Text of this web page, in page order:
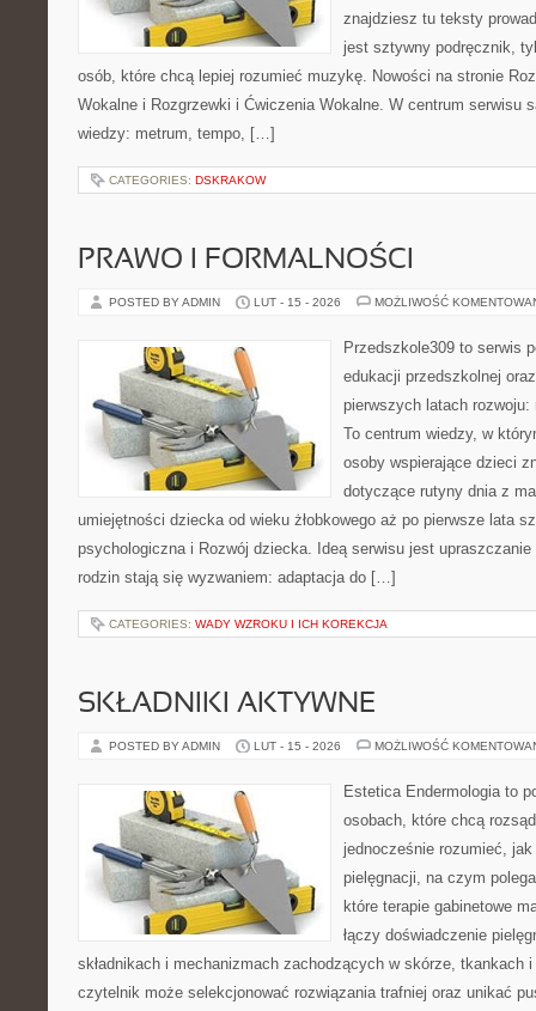
znajdziesz tu teksty
jest sztywny podręcznik,
osób, które chcą lepiej rozumieć muzykę. Nowości na stronie
Wokalne i Rozgrzewki i Ćwiczenia Wokalne. W centrum serwisu
wiedzy: metrum, tempo, […]
CATEGORIES: DSKRAKOW
PRAWO I FORMALNOŚCI
POSTED BY ADMIN LUT - 15 - 2026 MOŻLIWOŚĆ
Przedszkole309 to serwis
edukacji przedszkolnej
pierwszych latach
To centrum wiedzy, w
osoby wspierające dzieci
dotyczące rutyny dnia z
umiejętności dziecka od wieku żłobkowego aż po pierwsze lata
psychologiczna i Rozwój dziecka. Ideą serwisu jest
rodzin stają się wyzwaniem: adaptacja do […]
CATEGORIES: WADY WZROKU I ICH KOREKCJA
SKŁADNIKI AKTYWNE
POSTED BY ADMIN LUT - 15 - 2026 MOŻLIWOŚĆ
Estetica Endermologia to
osobach, które chcą
jednocześnie rozumieć, jak
pielęgnacji, na czym
które terapie gabinetowe
łączy doświadczenie
składnikach i mechanizmach zachodzących w skórze, tkankach
czytelnik może selekcjonować rozwiązania trafniej oraz unikać